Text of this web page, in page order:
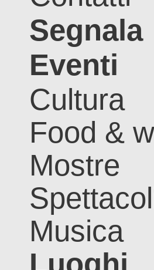
Segnala
Eventi
Cultura
Food &
Mostre
Musica